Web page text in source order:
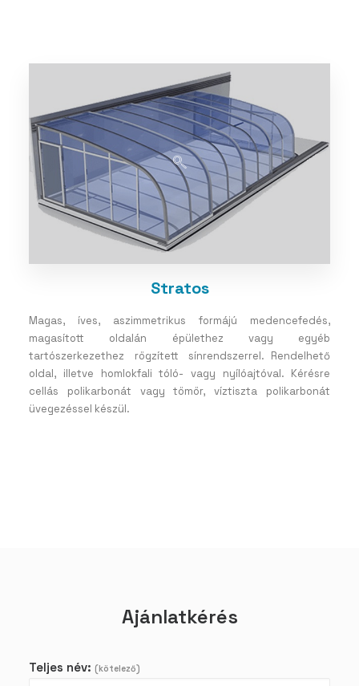
Stratos
Magas, íves, aszimmetrikus formájú medencefedés,
magasított oldalán épülethez vagy egyéb
tartószerkezethez rögzített sínrendszerrel. Rendelhető
oldal, illetve homlokfali tóló- vagy nyílóajtóval. Kérésre
cellás polikarbonát vagy tömör, víztiszta polikarbonát
üvegezéssel készül.
Ajánlatkérés
Teljes név: (kötelező)